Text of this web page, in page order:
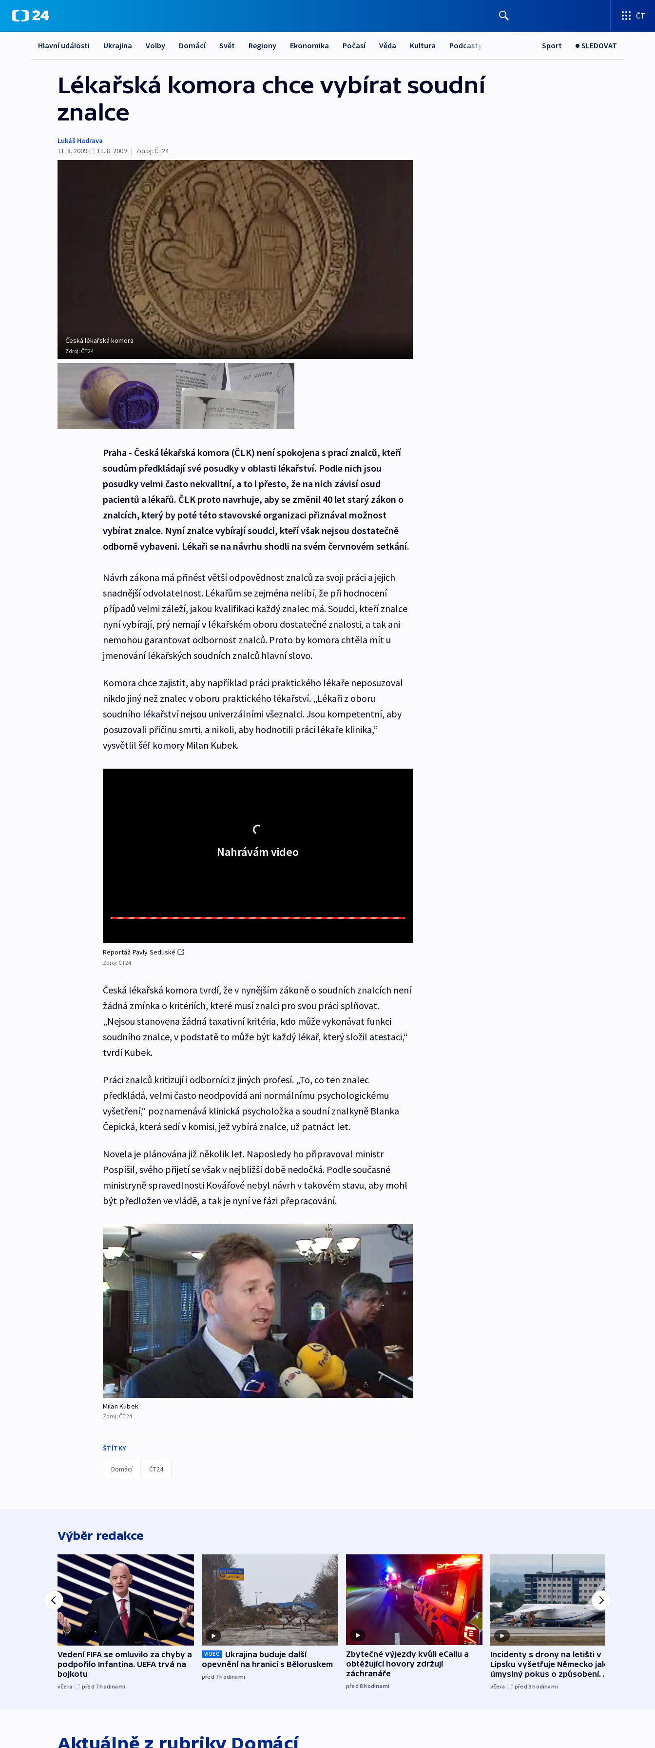
ČT
Hlavní události Ukrajina Volby Domácí Svět Regiony Ekonomika Počasí Věda Kultura Podcasty Sport SLEDOVAT
Lékařská komora chce vybírat soudní
znalce
Lukáš Hadrava
11. 8. 2009
11. 8. 2009 | Zdroj: ČT24
Česká lékařská komora
Zdroj: ČT24
Praha - Česká lékařská komora (ČLK) není spokojena s prací znalců, kteří
soudům předkládají své posudky v oblasti lékařství. Podle nich jsou
posudky velmi často nekvalitní, a to i přesto, že na nich závisí osud
pacientů a lékařů. ČLK proto navrhuje, aby se změnil 40 let starý zákon o
znalcích, který by poté této stavovské organizaci přiznával možnost
vybírat znalce. Nyní znalce vybírají soudci, kteří však nejsou dostatečně
odborně vybaveni. Lékaři se na návrhu shodli na svém červnovém setkání.
Návrh zákona má přinést větší odpovědnost znalců za svoji práci a jejich
snadnější odvolatelnost. Lékařům se zejména nelíbí, že při hodnocení
případů velmi záleží, jakou kvalifikaci každý znalec má. Soudci, kteří znalce
nyní vybírají, prý nemají v lékařském oboru dostatečné znalosti, a tak ani
nemohou garantovat odbornost znalců. Proto by komora chtěla mít u
jmenování lékařských soudních znalců hlavní slovo.
Komora chce zajistit, aby například práci praktického lékaře neposuzoval
nikdo jiný než znalec v oboru praktického lékařství. „Lékaři z oboru
soudního lékařství nejsou univerzálními všeznalci. Jsou kompetentní, aby
posuzovali příčinu smrti, a nikoli, aby hodnotili práci lékaře klinika,“
vysvětlil šéf komory Milan Kubek.
Nahrávám video
Reportáž Pavly Sedliské
Zdroj: ČT24
Česká lékařská komora tvrdí, že v nynějším zákoně o soudních znalcích není
žádná zmínka o kritériích, které musí znalci pro svou práci splňovat.
„Nejsou stanovena žádná taxativní kritéria, kdo může vykonávat funkci
soudního znalce, v podstatě to může být každý lékař, který složil atestaci,“
tvrdí Kubek.
Práci znalců kritizují i odborníci z jiných profesí. „To, co ten znalec
předkládá, velmi často neodpovídá ani normálnímu psychologickému
vyšetření,“ poznamenává klinická psycholožka a soudní znalkyně Blanka
Čepická, která sedí v komisi, jež vybírá znalce, už patnáct let.
Novela je plánována již několik let. Naposledy ho připravoval ministr
Pospíšil, svého přijetí se však v nejbližší době nedočká. Podle současné
ministryně spravedlnosti Kovářové nebyl návrh v takovém stavu, aby mohl
být předložen ve vládě, a tak je nyní ve fázi přepracování.
Milan Kubek
Zdroj: ČT24
ŠTÍTKY
Domácí ČT24
Výběr redakce
Vedení FIFA se omluvilo za chyby a
podpořilo Infantina. UEFA trvá na
bojkotu
včera před 7hodinami
VIDEO
Ukrajina buduje další
opevnění na hranici s Běloruskem
před 7hodinami
Zbytečné výjezdy kvůli eCallu a
obtěžující hovory zdržují
záchranáře
před 8hodinami
Incidenty s drony na letišti v
Lipsku vyšetřuje Německo jako
úmyslný pokus o způsobení
exploze
včera před 9hodinami
Aktuálně z rubriky Domácí